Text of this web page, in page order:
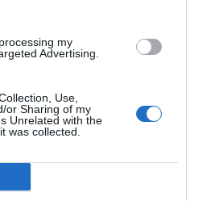
my
Advertising.
Use,
or Sharing of my
Unrelated with the
was collected.